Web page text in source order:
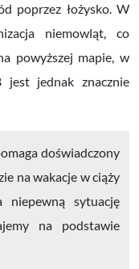
poprzez łożysko. W
niemowląt, co
powyższej mapie, w
jednak znacznie
doświadczony
na wakacje w ciąży
sytuację
na podstawie